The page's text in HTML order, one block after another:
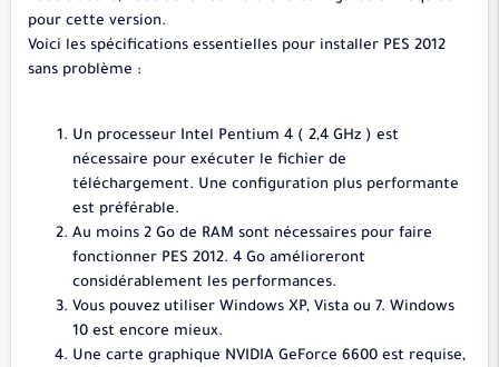
pour cette version.
Voici les spécifications essentielles pour installer PES 2012
sans problème :
Un processeur Intel Pentium 4 ( 2,4 GHz ) est
nécessaire pour exécuter le fichier de
téléchargement. Une configuration plus performante
est préférable.
Au moins 2 Go de RAM sont nécessaires pour faire
fonctionner PES 2012. 4 Go amélioreront
considérablement les performances.
Vous pouvez utiliser Windows XP, Vista ou 7. Windows
10 est encore mieux.
Une carte graphique NVIDIA GeForce 6600 est requise,